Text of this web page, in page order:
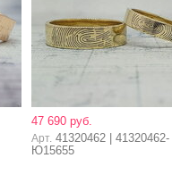
47 690 руб.
Арт. 41320462 | 41320462-
Ю15655